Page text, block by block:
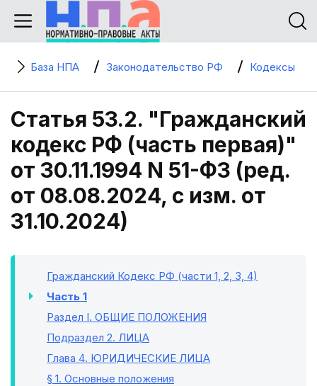
База НПА Законодательство РФ Кодексы
Статья 53.2. "Гражданский
кодекс РФ (часть первая)"
от 30.11.1994 N 51-ФЗ (ред.
от 08.08.2024, с изм. от
31.10.2024)
Гражданский Кодекс РФ (части 1, 2, 3, 4)
Часть 1
Раздел I. ОБЩИЕ ПОЛОЖЕНИЯ
Подраздел 2. ЛИЦА
Глава 4. ЮРИДИЧЕСКИЕ ЛИЦА
§ 1. Основные положения